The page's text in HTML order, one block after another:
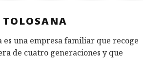
TOLOSANA
es una empresa familiar que recoge
de cuatro generaciones y que